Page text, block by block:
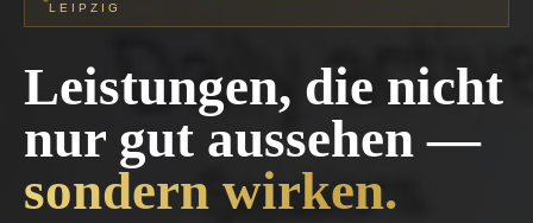
LEIPZIG
Leistungen, die nicht
nur gut aussehen —
sondern wirken.